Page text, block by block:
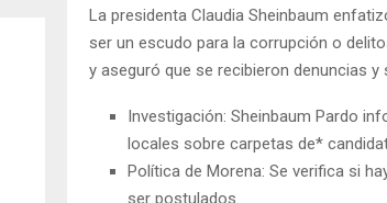
La presidenta Claudia Sheinbaum
ser un escudo para la corrupción o
y aseguró que se recibieron denuncias
Investigación: Sheinbaum Pardo
locales sobre carpetas de*
Política de Morena: Se verifica si
ser postulados.